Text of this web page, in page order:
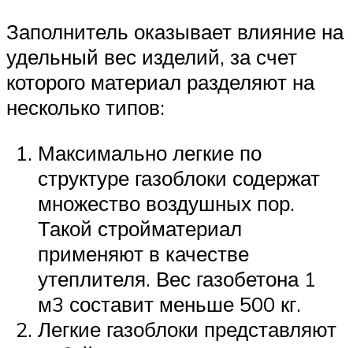
Заполнитель оказывает влияние на
удельный вес изделий, за счет
которого материал разделяют на
несколько типов:
Максимально легкие по
структуре газоблоки содержат
множество воздушных пор.
Такой стройматериал
применяют в качестве
утеплителя. Вес газобетона 1
м3 составит меньше 500 кг.
Легкие газоблоки представляют